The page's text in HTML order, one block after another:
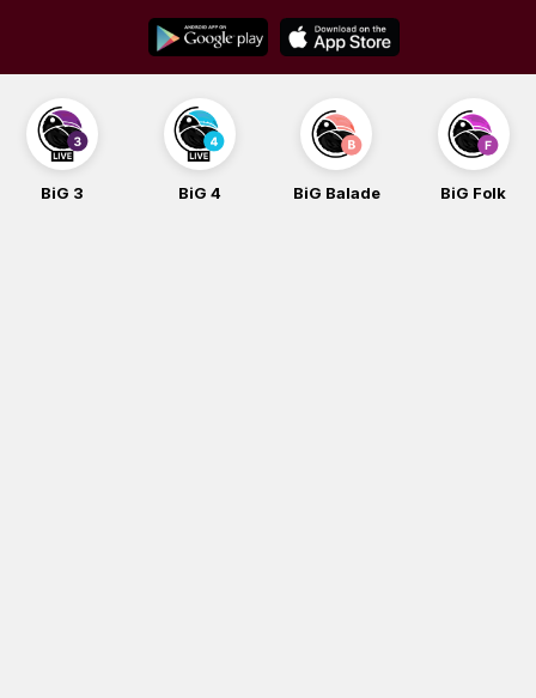
content
BiG 3 BiG 4 BiG Balade BiG Folk